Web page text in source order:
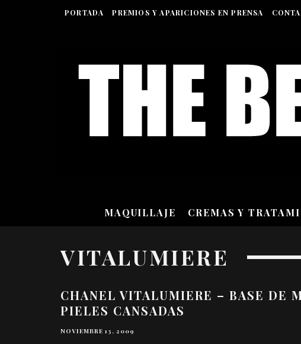
PORTADA PREMIOS Y APARICIONES EN PRENSA
MAQUILLAJE CREMAS Y
VITALUMIERE
CHANEL VITALUMIERE – BASE DE
PIELES CANSADAS
NOVIEMBRE 13, 2009